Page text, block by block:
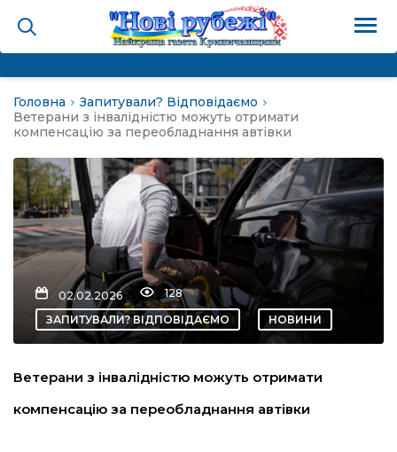
громада
не буває
Головна
Запитували? Відповідаємо
Ветерани з інвалідністю можуть отримати
компенсацію за переобладнання автівки
02.02.2026
128
ЗАПИТУВАЛИ? ВІДПОВІДАЄМО
НОВИНИ
Ветерани з інвалідністю можуть отримати
компенсацію за переобладнання автівки